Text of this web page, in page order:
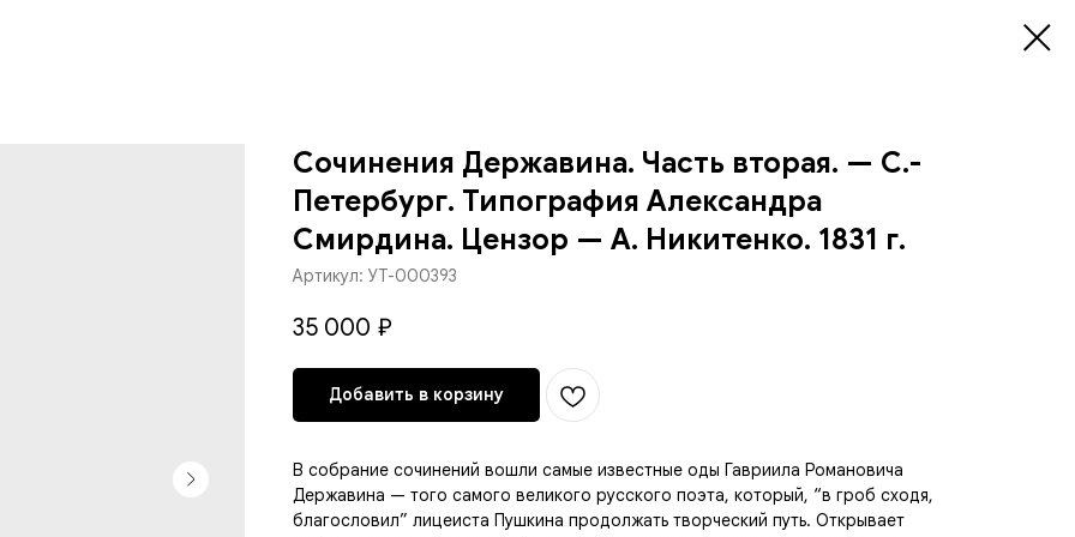
Сочинения Державина. Часть вторая. — С.-
Петербург. Типография Александра
Смирдина. Цензор — А. Никитенко. 1831 г.
Артикул: УТ-000393
35 000 ₽
Добавить в корзину
В собрание сочинений вошли самые известные оды Гавриила Романовича
Державина — того самого великого русского поэта, который, “в гроб сходя,
благословил” лицеиста Пушкина продолжать творческий путь. Открывает